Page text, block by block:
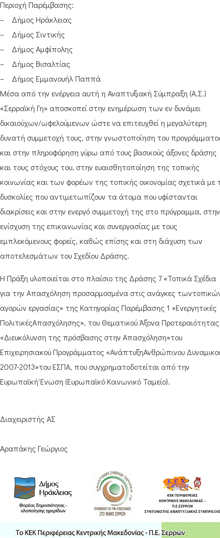
Περιοχή Παρέμβασης:
– Δήμος Ηράκλειας
– Δήμος Σιντικής
– Δήμος Αμφίπολης
– Δήμος Βισαλτίας
– Δήμος Εμμανουήλ Παππά
Μέσα από την ενέργεια αυτή η Αναπτυξιακή Σύμπραξη (Α.Σ.)
«Σερραϊκή Γη» αποσκοπεί στην ενημέρωση των εν δυνάμει
δικαιούχων/ωφελούμενων ώστε να επιτευχθεί η μεγαλύτερη
δυνατή συμμετοχή τους, στην γνωστοποίηση του
και στην πληροφόρηση γύρω από τους βασικούς άξονες δράσης
και τους στόχους του, στην ευαισθητοποίηση της τοπικής
κοινωνίας και των φορέων της τοπικής οικονομίας σχετικά με
δυσκολίες που αντιμετωπίζουν τα άτομα που υφίστανται
διακρίσεις και στην ενεργό συμμετοχή της στο πρόγραμμα, στην
ενίσχυση της επικοινωνίας και συνεργασίας με τους
εμπλεκόμενους φορείς, καθώς επίσης και στη διάχυση των
αποτελεσμάτων του Σχεδίου Δράσης.
Η Πράξη υλοποιείται στο πλαίσιο της Δράσης 7 «Τοπικά Σχέδια
για την Απασχόληση προσαρμοσμένα στις ανάγκες
αγορών εργασίας» της Κατηγορίας Παρέμβασης 1 «Ενεργητικές
ΠολιτικέςΑπασχόλησης», του Θεματικού Άξονα
«Διευκόλυνση της πρόσβασης στην Απασχόληση»του
Επιχειρησιακού Προγράμματος «ΑνάπτυξηΑνθρώπινου
2007-2013»του ΕΣΠΑ, που συγχρηματοδοτείται από την
Ευρωπαϊκή Ένωση (Ευρωπαϊκό Κοινωνικό Ταμείο).
Διαχειριστής ΑΣ
Αραπάκης Γεώργιος